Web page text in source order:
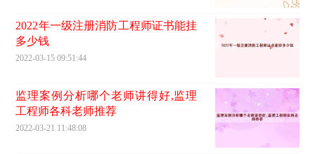
2022年一级注册消防工程师证书能挂
多少钱
2022-03-15 09:51:44
监理案例分析哪个老师讲得好,监理
工程师各科老师推荐
2022-03-21 11:48:08